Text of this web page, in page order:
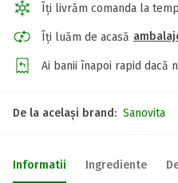
Îți livrăm comanda la
Îți luăm de acasă
Ai banii înapoi rapid dacă
De la același brand: Sanovita
Informatii Ingrediente